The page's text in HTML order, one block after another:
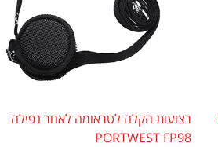
רצועות הקלה לטראומה לאחר נפילה
PORTWEST FP98